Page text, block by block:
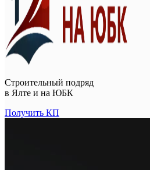
Строительный подряд
в Ялте и на ЮБК
Получить КП